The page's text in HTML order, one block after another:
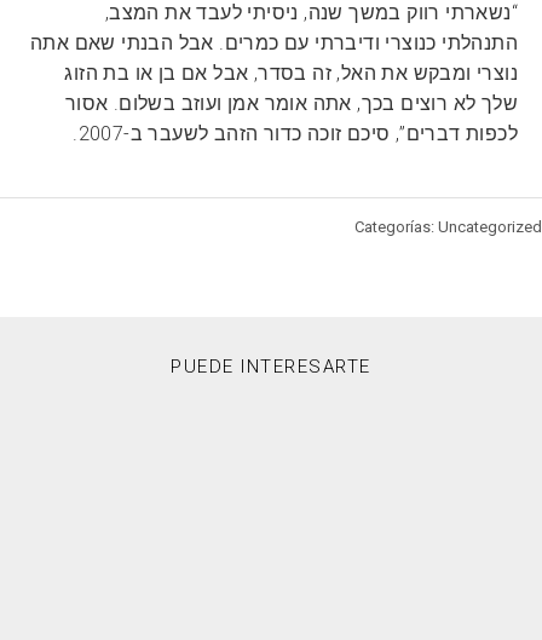
“נשארתי רווק במשך שנה, ניסיתי לעבד את המצב,
התנהלתי כנוצרי ודיברתי עם כמרים. אבל הבנתי שאם אתה
נוצרי ומבקש את האל, זה בסדר, אבל אם בן או בת הזוג
שלך לא רוצים בכך, אתה אומר אמן ועוזב בשלום. אסור
לכפות דברים”, סיכם זוכה כדור הזהב לשעבר ב-2007.
Categorías: Uncategorized
PUEDE INTERESARTE